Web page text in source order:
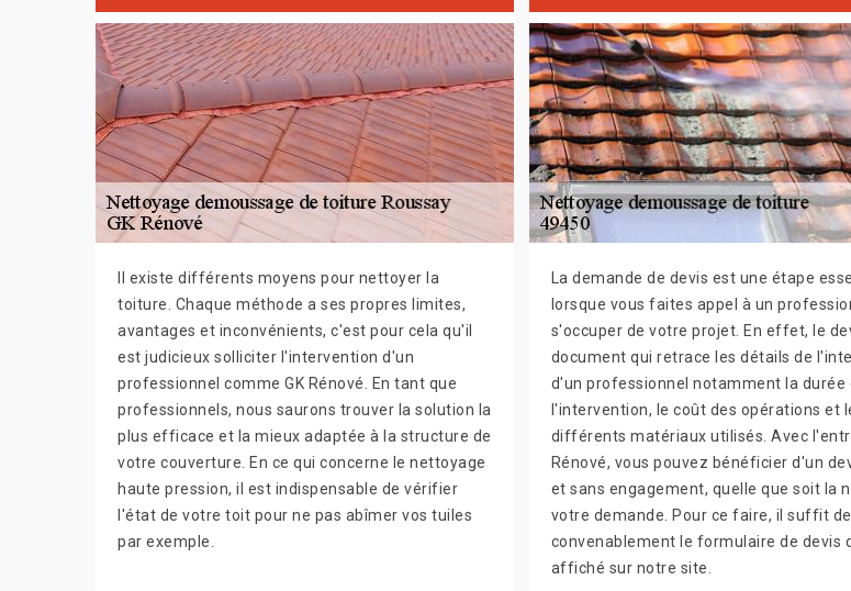
Il existe différents moyens pour nettoyer la
toiture. Chaque méthode a ses propres limites,
avantages et inconvénients, c'est pour cela qu'il
est judicieux solliciter l'intervention d'un
professionnel comme GK Rénové. En tant que
professionnels, nous saurons trouver la solution la
plus efficace et la mieux adaptée à la structure de
votre couverture. En ce qui concerne le nettoyage
haute pression, il est indispensable de vérifier
l'état de votre toit pour ne pas abîmer vos tuiles
par exemple.
La demande de devis est une étape
lorsque vous faites appel à un
s'occuper de votre projet. En effet, le
document qui retrace les détails de
d'un professionnel notamment la durée
l'intervention, le coût des opérations et
différents matériaux utilisés. Avec
Rénové, vous pouvez bénéficier d'un
et sans engagement, quelle que soit la
votre demande. Pour ce faire, il suffit
convenablement le formulaire de devis
affiché sur notre site.